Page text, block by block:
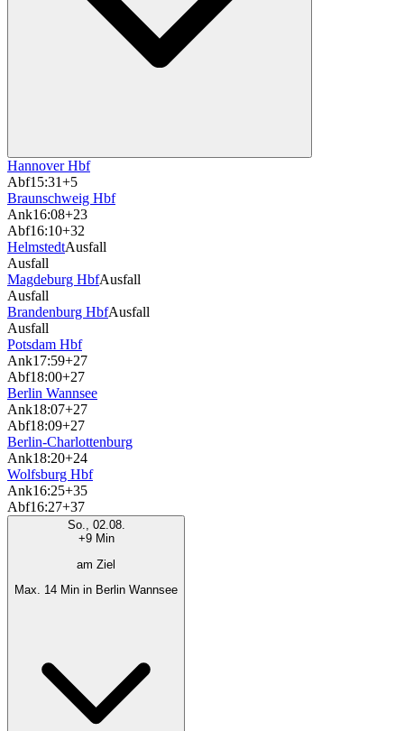
Hannover Hbf
Abf15:31+5
Braunschweig Hbf
Ank16:08+23
Abf16:10+32
HelmstedtAusfall
Ausfall
Magdeburg HbfAusfall
Ausfall
Brandenburg HbfAusfall
Ausfall
Potsdam Hbf
Ank17:59+27
Abf18:00+27
Berlin Wannsee
Ank18:07+27
Abf18:09+27
Berlin-Charlottenburg
Ank18:20+24
Wolfsburg Hbf
Ank16:25+35
Abf16:27+37
So., 02.08.
+9 Min
am Ziel
Max. 14 Min in Berlin Wannsee